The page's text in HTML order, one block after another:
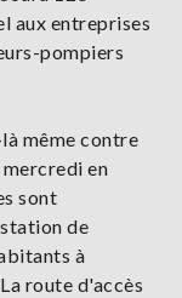
aux entreprises
pompiers
même contre
en
sont
de
à
route d'accès